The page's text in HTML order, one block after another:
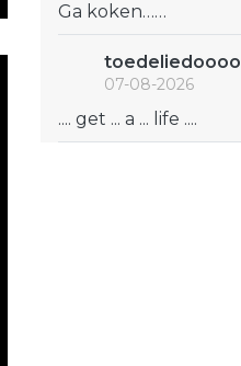
Ga koken……
toedeliedoooo
07-08-2026
.... get ... a ... life ....